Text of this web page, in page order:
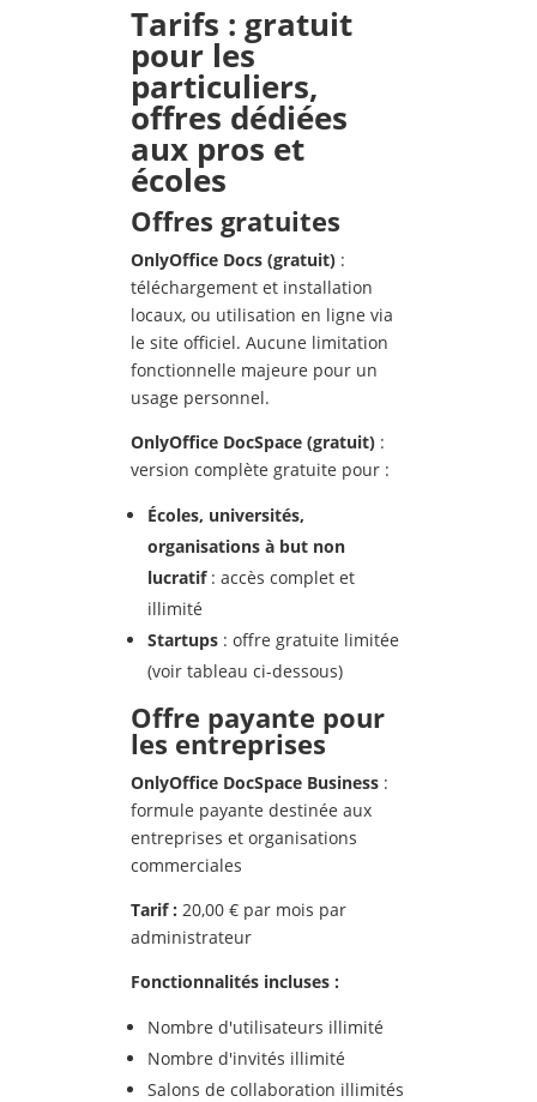
Tarifs : gratuit
pour les
particuliers,
offres dédiées
aux pros et
écoles
Offres gratuites
OnlyOffice Docs (gratuit) :
téléchargement et installation
locaux, ou utilisation en ligne via
le site officiel. Aucune limitation
fonctionnelle majeure pour un
usage personnel.
OnlyOffice DocSpace (gratuit) :
version complète gratuite pour :
Écoles, universités,
organisationsà but non
lucratif: accès complet et
illimité
Startups : offre gratuite limitée
(voir tableau ci-dessous)
Offre payante pour
les entreprises
OnlyOffice DocSpace Business :
formule payante destinée aux
entreprises et organisations
commerciales
Tarif : 20,00 € par mois par
administrateur
Fonctionnalités incluses :
Nombre d'utilisateurs illimité
Nombre d'invités illimité
Salons de collaboration illimités